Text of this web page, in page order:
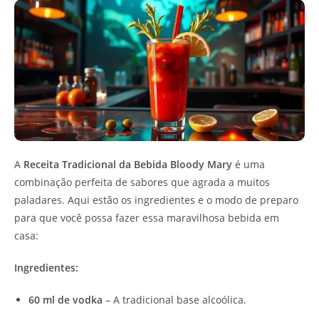
A Receita Tradicional da Bebida Bloody Mary é uma
combinação perfeita de sabores que agrada a muitos
paladares. Aqui estão os ingredientes e o modo de preparo
para que você possa fazer essa maravilhosa bebida em
casa:
Ingredientes:
60 ml de vodka – A tradicional base alcoólica.